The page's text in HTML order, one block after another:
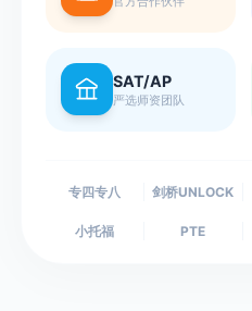
金
户
课
程
查看更多
韩语
西班牙语
SAT/AP
严选师资团队
专四专八 剑桥UNLOCK
小托福 PTE